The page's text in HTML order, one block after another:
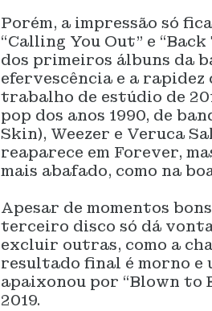
Porém, a impressão só
“Calling You Out” e
dos primeiros álbuns da
efervescência e a
trabalho de estúdio de
pop dos anos 1990, de
Skin), Weezer e Veruca
reaparece em Forever,
mais abafado, como na
Apesar de momentos
terceiro disco só dá
excluir outras, como a
resultado final é morno e
apaixonou por “Blown to
2019.